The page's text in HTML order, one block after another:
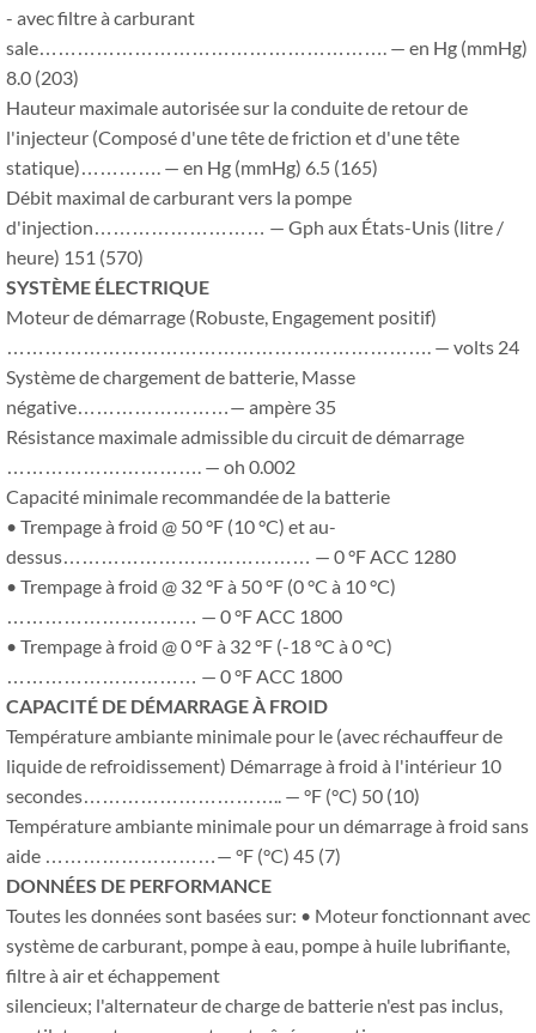
- avec filtre à carburant
sale………………………………………………. — en Hg (mmHg)
8.0 (203)
Hauteur maximale autorisée sur la conduite de retour de
l'injecteur (Composé d'une tête de friction et d'une tête
statique)…………. — en Hg (mmHg) 6.5 (165)
Débit maximal de carburant vers la pompe
d'injection……………………… — Gph aux États-Unis (litre /
heure) 151 (570)
SYSTÈME ÉLECTRIQUE
Moteur de démarrage (Robuste, Engagement positif)
…………………………………………………………. — volts 24
Système de chargement de batterie, Masse
négative……………………— ampère 35
Résistance maximale admissible du circuit de démarrage
…………………………. — oh 0.002
Capacité minimale recommandée de la batterie
• Trempage à froid @ 50 °F (10 °C) et au-
dessus………………………………… — 0 °F ACC 1280
• Trempage à froid @ 32 °F à 50 °F (0 °C à 10 °C)
………………………… — 0 °F ACC 1800
• Trempage à froid @ 0 °F à 32 °F (-18 °C à 0 °C)
………………………… — 0 °F ACC 1800
CAPACITÉ DE DÉMARRAGE À FROID
Température ambiante minimale pour le (avec réchauffeur de
liquide de refroidissement) Démarrage à froid à l'intérieur 10
secondes………………………….. — °F (°C) 50 (10)
Température ambiante minimale pour un démarrage à froid sans
aide ………………………— °F (°C) 45 (7)
DONNÉES DE PERFORMANCE
Toutes les données sont basées sur: • Moteur fonctionnant avec
système de carburant, pompe à eau, pompe à huile lubrifiante,
filtre à air et échappement
silencieux; l'alternateur de charge de batterie n'est pas inclus,